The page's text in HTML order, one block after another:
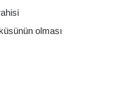
olması